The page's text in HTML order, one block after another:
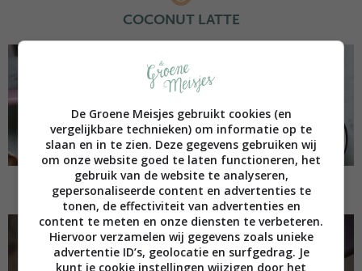
COCONUT LATTE
HAPPY HORMONES HOT CHOCOLATE
De Groene Meisjes gebruikt cookies (en
vergelijkbare technieken) om informatie op te
slaan en in te zien. Deze gegevens gebruiken wij
om onze website goed te laten functioneren, het
gebruik van de website te analyseren,
gepersonaliseerde content en advertenties te
tonen, de effectiviteit van advertenties en
content te meten en onze diensten te verbeteren.
Hiervoor verzamelen wij gegevens zoals unieke
advertentie ID’s, geolocatie en surfgedrag. Je
kunt je cookie instellingen wijzigen door het